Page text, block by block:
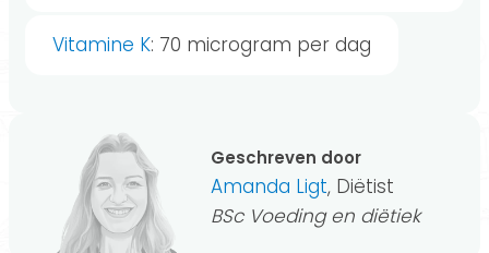
Vitamine K: 70 microgram per dag
Geschreven door
Amanda Ligt, Diëtist
BSc Voeding en diëtiek